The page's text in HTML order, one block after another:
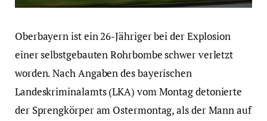
Oberbayern ist ein 26-Jähriger bei der Explosion
einer selbstgebauten Rohrbombe schwer verletzt
worden. Nach Angaben des bayerischen
Landeskriminalamts (LKA) vom Montag detonierte
der Sprengkörper am Ostermontag, als der Mann auf